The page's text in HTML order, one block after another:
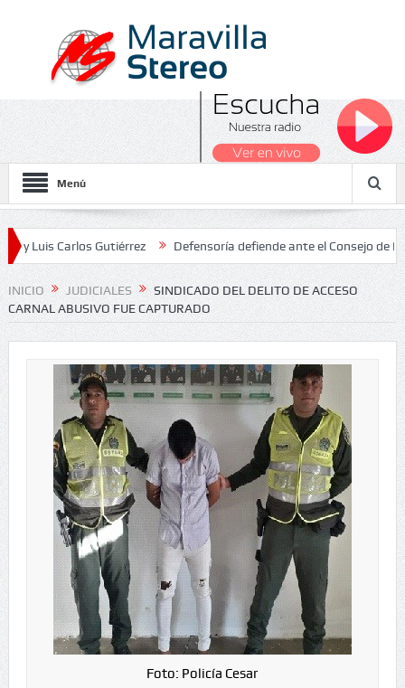
Menú
Gutiérrez Defensoría defiende ante el Consejo de Estado el
2026
INICIO JUDICIALES
SINDICADO DEL DELITO DE ACCESO
CARNAL ABUSIVO FUE CAPTURADO
Foto: Policía Cesar